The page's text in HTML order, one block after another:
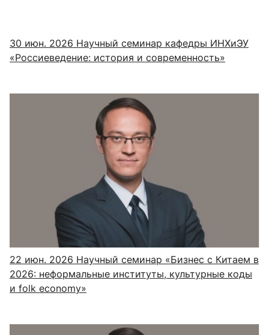
30 июн. 2026 Научный семинар кафедры ИНХиЭУ
«Россиеведение: история и современность»
22 июн. 2026 Научный семинар «Бизнес с Китаем в
2026: неформальные институты, культурные коды
и folk economy»